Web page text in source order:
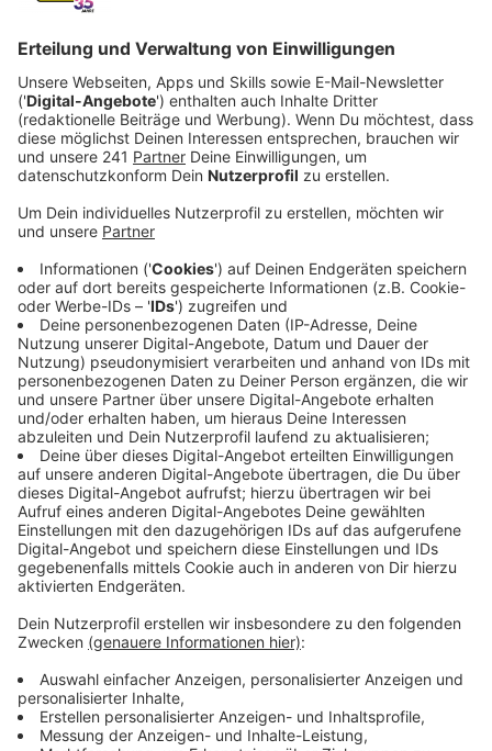
Anzeige
Pendler greifen oft zum Deutschlandticket
Der Anteil der Jobtickets unter den verkauften
Deutschlandtickets ist in unserer Region besonders
hoch – fast ein Viertel aller Tickets gehen an
Berufspendler, das sagt der Verkehrsbund Rhein-Sieg.
Er geht davon aus, dass selbst da noch Luft nach oben
ist, und dass noch mehr Unternehmen auf das Ticket
setzen, wenn die neue Bundesregierung die
Finanzierung langfristig geregelt hat.
Anzeige
Preisanstieg dämpft Verkäufe kaum
Insgesamt schätzt der VRS, ähnlich wie die